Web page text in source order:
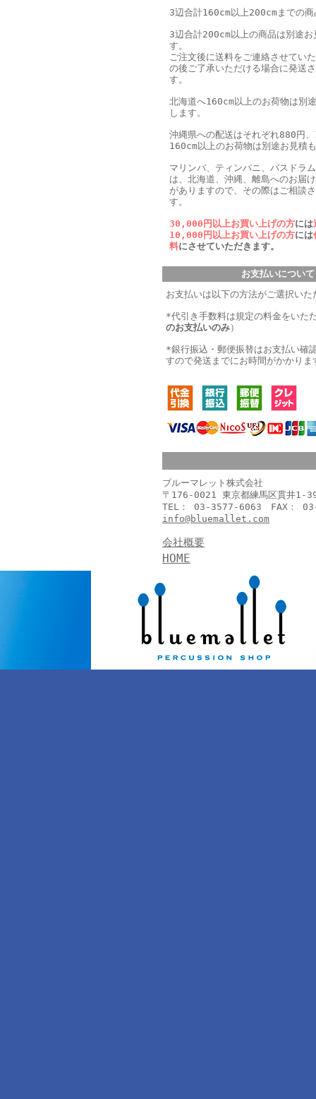
3辺合計160cm以上200cmまでの
3辺合計200cm以上の商品は別途
す。
ご注文後に送料をご連絡させてい
の後ご了承いただける場合に発送
す。
北海道へ160cm以上のお荷物は別
します。
沖縄県への配送はそれぞれ880円
160cm以上のお荷物は別途お見積
マリンバ、ティンパニ、バスドラ
は、北海道、沖縄、離島へのお届
がありますので、その際はご相談
す。
30,000円以上お買い上げの方には
10,000円以上お買い上げの方には
料にさせていただきます。
お支払いについて
お支払いは以下の方法がご選択いた
*代引き手数料は規定の料金をいた
のお支払いのみ）
*銀行振込・郵便振替はお支払い確
すので発送までにお時間がかかりま
ブルーマレット株式会社
〒176-0021 東京都練馬区貫井1-
TEL： 03-3577-6063 FAX：
info@bluemallet.com
会社概要
HOME